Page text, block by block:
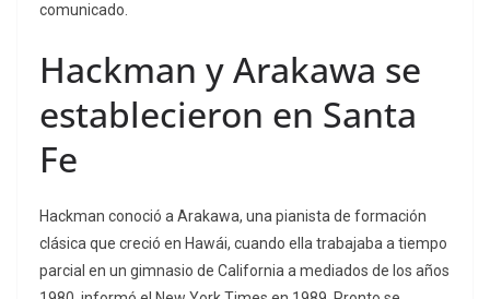
comunicado.
Hackman y Arakawa se
establecieron en Santa
Fe
Hackman conoció a Arakawa, una pianista de formación
clásica que creció en Hawái, cuando ella trabajaba a tiempo
parcial en un gimnasio de California a mediados de los años